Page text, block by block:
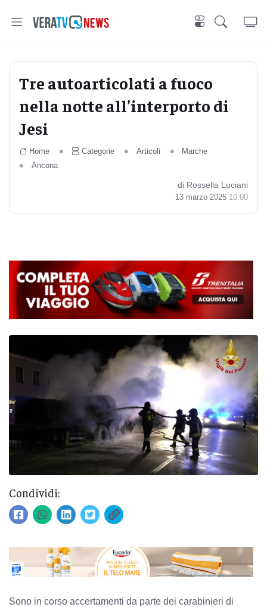
Tre autoarticolati a fuoco
nella notte all’interporto di
Jesi
Home Categorie Articoli
Marche
Ancona
di Rossella Luciani
13 marzo 2025 10:00
Condividi:
Sono in corso accertamenti da parte dei carabinieri di